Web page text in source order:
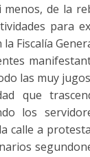
de la
para
Fiscalía
las muy
que
los
calle a